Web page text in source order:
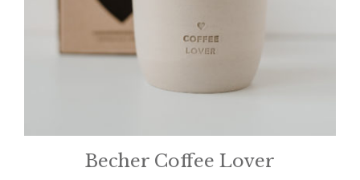
Becher Coffee Lover